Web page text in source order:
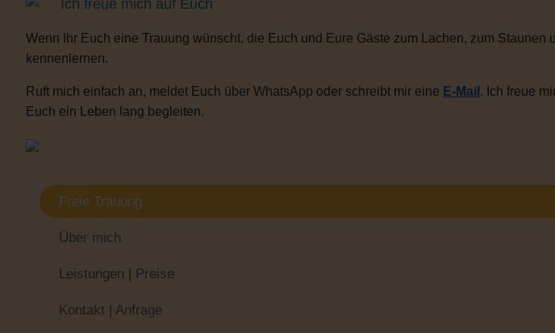
Freie Trauung
Über mich
Leistungen | Preise
Kontakt | Anfrage
Ich freue mich auf Euch
Wenn Ihr Euch eine Trauung wünscht, die Euch und Eure Gäste zum Lachen, zum
kennenlernen.
Ruft mich einfach an, meldet Euch über WhatsApp oder schreibt mir eine E-Mail . Ich freue
Euch ein Leben lang begleiten.